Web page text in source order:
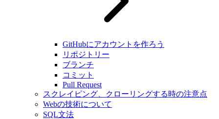
GitHubにアカウントを作ろう
リポジトリー
ブランチ
コミット
Pull Request
スクレイピング、クローリングする時の注意点
Webの技術について
SQL文法